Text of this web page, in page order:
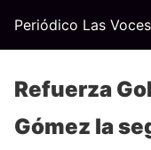
Periódico Las Voces
Refuerza
Gómez la